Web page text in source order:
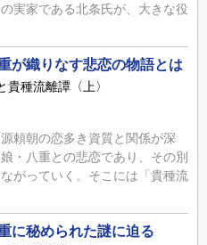
実家である北条氏が、大きな役
織りなす悲恋の物語とは
種流離譚〈上〉
頼朝の恋多き資質と関係が深
・八重との悲恋であり、その別
がっていく。そこには「貴種流
に秘められた謎に迫る